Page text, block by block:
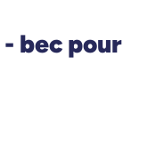
bec pour